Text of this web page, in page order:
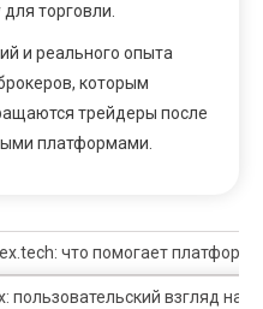
торговли.
и реального опыта
которым
трейдеры после
платформами.
что помогает
пользовательский взгляд на